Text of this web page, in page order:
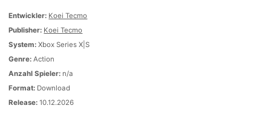
Entwickler: Koei Tecmo
Publisher: Koei Tecmo
System: Xbox Series X|S
Genre: Action
Anzahl Spieler: n/a
Format: Download
Release: 10.12.2026